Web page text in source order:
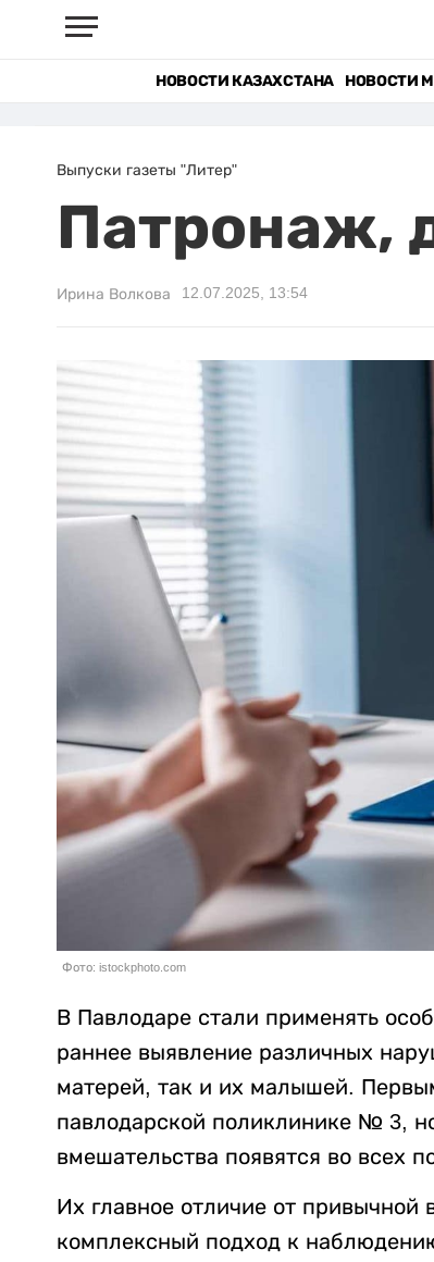
НОВОСТИ КАЗАХСТАНА НОВОСТИ
Выпуски газеты "Литер"
Патронаж,
Ирина Волкова 12.07.2025, 13:54
Фото: istockphoto.com
В Павлодаре стали применять
раннее выявление различных
матерей, так и их малышей.
павлодарской поликлинике № 3,
вмешательства появятся во всех
Их главное отличие от привычной
комплексный подход к